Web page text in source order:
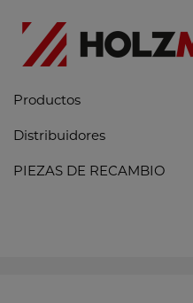
Productos
Distribuidores
PIEZAS DE RECAMBIO